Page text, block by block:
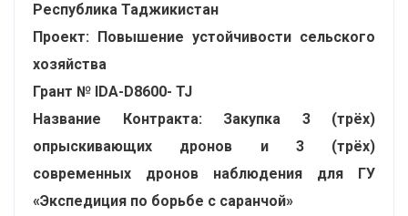
Республика Таджикистан
Проект: Повышение устойчивости сельского
хозяйства
Грант № IDA-D8600- TJ
Название Контракта: Закупка 3 (трёх)
опрыскивающих дронов и 3 (трёх)
современных дронов наблюдения для ГУ
«Экспедиция по борьбе с саранчой»